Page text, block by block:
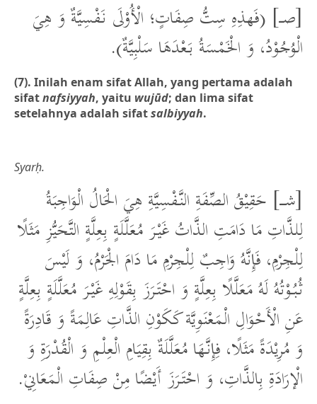
[صـــ] (فَهذِهِ سِتُّ صِفَاتٍ؛ الْأُوْلَى نَفْسِيَّةٌ وَ هِيَ
الْوُجُوْدُ، وَ الْخَمْسَةُ بَعْدَهَا سَلْبِيَّةٌ).
(7). Inilah enam sifat Allah, yang pertama adalah
sifatnafsiyyah, yaitu wujūd; dan lima sifat
setelahnya adalah sifatsalbiyyah.
Syarḥ.
[شــــ] حَقِيْقُ الصِّفَةِ النَّفْسِيَّةِ هِيَ الْحَالُ الْوَاجِبَةُ
لِلذَّاتِ مَا دَامَتِ الذَّاتُ غَيْرَ مُعَلَّلَةٍ بِعِلَّةٍ التَّحَيُّزِ مَثَلًا
لِلْجِرْمِ، فَإِنَّهُ وَاجِبٌ لِلْجِرْمِ مَا دَامَ الْجَرْمُ، وَ لَيْسَ
ثُبُوْتُهُ لَهُ مَعَلَّلًا بِعِلَّةٍ وَ احْتَرَزَ بِقَوْلِهِ غَيْرَ مُعَلَّلَةٍ بِعِلَّةٍ
عَنِ الْأَحْوَالِ الْمَعْنَوِيَّة كَكَوْنِ الذَّاتِ عَالِمَةً وَ قَادِرَةً
وَ مُرِيْدَةً مَثَلًا، فِإِنَّهَا مُعَلَّلَةٌ بِقِيَامِ الْعِلْمِ وَ الْقُدْرَةِ وَ
الْإرَادَةِ بِالذَّاتِ، وَ احْتَرَزَ أَيْضًا مِنْ صِفَاتِ الْمَعَانِيْ.